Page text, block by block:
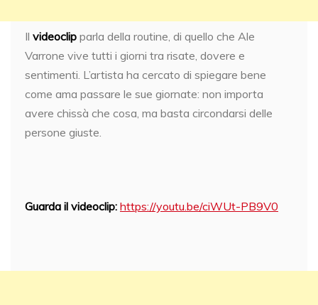
Il videoclip parla della routine, di quello che Ale
Varrone vive tutti i giorni tra risate, dovere e
sentimenti. L’artista ha cercato di spiegare bene
come ama passare le sue giornate: non importa
avere chissà che cosa, ma basta circondarsi delle
persone giuste.
Guarda il videoclip: https://youtu.be/ciWUt-PB9V0